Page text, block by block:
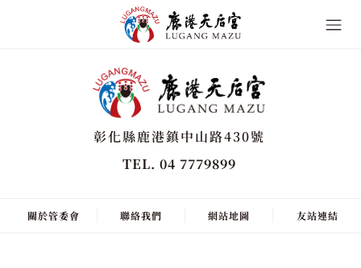
彰化縣鹿港鎮中山路430號
TEL. 04 7779899
關於管委會 聯絡我們 網站地圖 友站連結